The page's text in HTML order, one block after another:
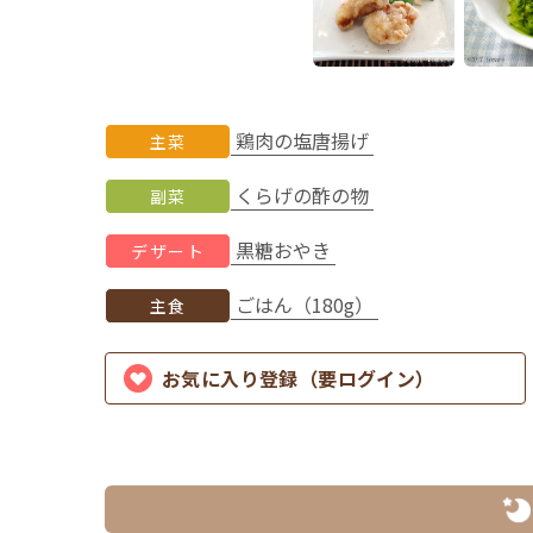
主菜 鶏肉の塩唐揚げ
副菜 くらげの酢の物
デザート 黒糖おやき
主食 ごはん（180g）
お気に入り登録（要ログイン）